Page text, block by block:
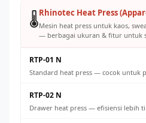
🌡️Rhinotec Heat Press
Mesin heat press untuk kaos,
— berbagai ukuran & fitur untuk
RTP-01 N
Standard heat press — cocok untuk
RTP-02 N
Drawer heat press — efisiensi lebih